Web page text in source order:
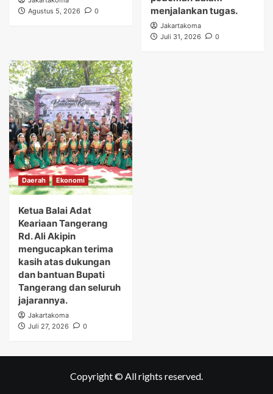
Agustus 5, 2026
0
menjalankan tugas.
Jakartakoma
Juli 31, 2026
0
Daerah Ekonomi
Ketua Balai Adat
Keariaan Tangerang
Rd. Ali Akipin
mengucapkan terima
kasih atas dukungan
dan bantuan Bupati
Tangerang dan seluruh
jajarannya.
Jakartakoma
Juli 27, 2026
0
Copyright © All rights reserved.